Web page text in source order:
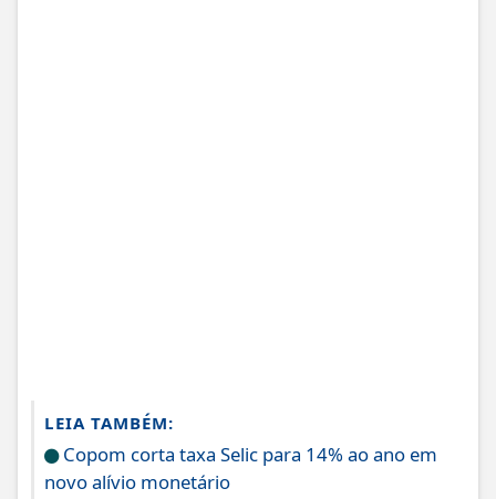
LEIA TAMBÉM:
Copom corta taxa Selic para 14% ao ano em
novo alívio monetário